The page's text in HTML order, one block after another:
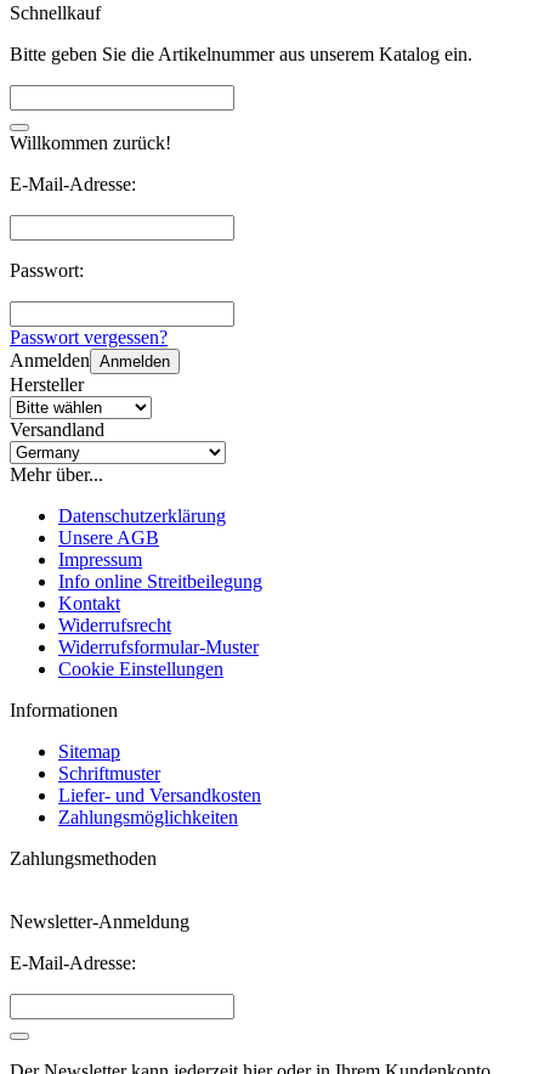
Schnellkauf
Bitte geben Sie die Artikelnummer aus unserem Katalog ein.
Willkommen zurück!
E-Mail-Adresse:
Passwort:
Passwort vergessen?
Anmelden Anmelden
Hersteller
Versandland
Mehr über...
Datenschutzerklärung
Unsere AGB
Impressum
Info online Streitbeilegung
Kontakt
Widerrufsrecht
Widerrufsformular-Muster
Cookie Einstellungen
Informationen
Sitemap
Schriftmuster
Liefer- und Versandkosten
Zahlungsmöglichkeiten
Zahlungsmethoden
Newsletter-Anmeldung
E-Mail-Adresse: